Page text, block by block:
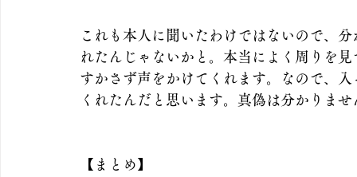
これも本人に聞いたわけではないので、
れたんじゃないかと。本当によく周りを
すかさず声をかけてくれます。なので、
くれたんだと思います。真偽は分かりま
【まとめ】